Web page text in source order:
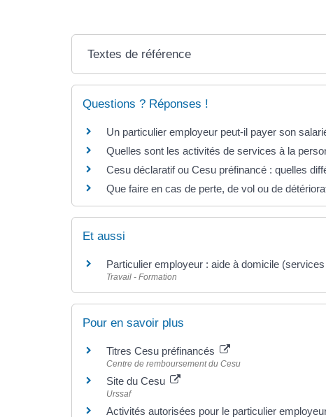
Textes de référence
Questions ? Réponses !
Un particulier employeur peut-il payer son
Quelles sont les activités de services à la
Cesu déclaratif ou Cesu préfinancé : quelles
Que faire en cas de perte, de vol ou de
Et aussi
Particulier employeur : aide à domicile
Travail - Formation
Pour en savoir plus
Titres Cesu préfinancés
Centre de remboursement du Cesu
Site du Cesu
Urssaf
Activités autorisées pour le particulier